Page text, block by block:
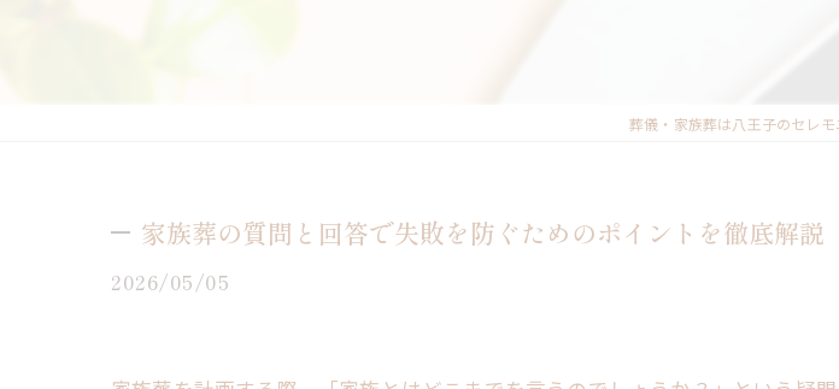
葬儀・家族葬は八王子のセレ
家族葬の質問と回答で失敗を防ぐためのポイントを徹底解説
2026/05/05